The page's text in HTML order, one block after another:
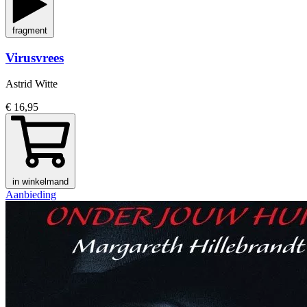
fragment
Virusvrees
Astrid Witte
€ 16,95
in winkelmand
Aanbieding